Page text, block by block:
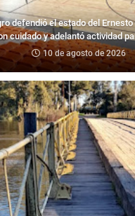
defendió el estado del
cuidado y adelantó actividad
10 de agosto de 2026